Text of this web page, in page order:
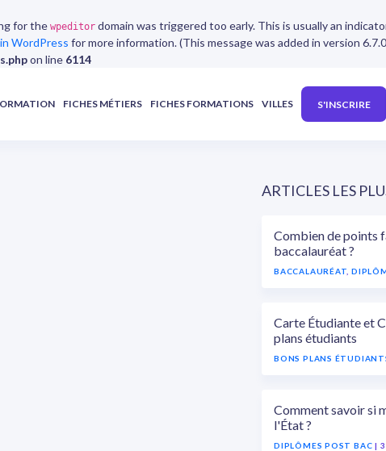
for the wpeditor domain was triggered too early. This is usually an
WordPress for more information. (This message was added in version
on line 6114
FICHES MÉTIERS FICHES FORMATIONS VILLES S'INSCRIRE
ARTICLES LES
Combien de points
baccalauréat ?
BACCALAURÉAT ,
Carte Étudiante et
plans étudiants
BONS PLANS
Comment savoir si
l'État ?
DIPLÔMES POST BAC |